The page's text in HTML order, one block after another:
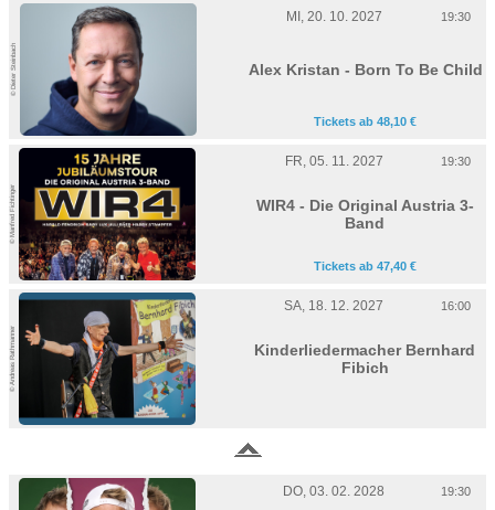
© Dieter Steinbach
MI, 20. 10. 2027 19:30
Alex Kristan - Born To Be Child
Tickets ab 48,10 €
© Manfred Fichtinger
FR, 05. 11. 2027 19:30
WIR4 - Die Original Austria 3-
Band
Tickets ab 47,40 €
© Andreas Rathmanner
SA, 18. 12. 2027 16:00
Kinderliedermacher Bernhard
Fibich
DO, 03. 02. 2028 19:30